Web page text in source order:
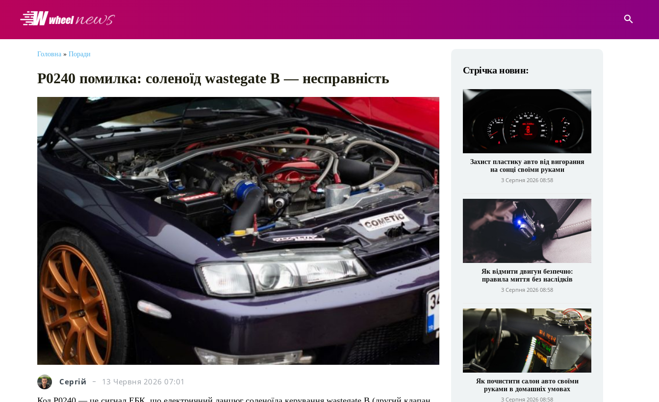
Головна » Поради
P0240 помилка: соленоїд wastegate B — несправність
Сергій
13 Червня 2026 07:01
Стрічка новин:
Захист пластику авто від вигорання
на сонці своїми руками
3 Серпня 2026 08:58
Як відмити двигун безпечно:
правила миття без наслідків
3 Серпня 2026 08:58
Як почистити салон авто своїми
руками в домашніх умовах
3 Серпня 2026 08:58